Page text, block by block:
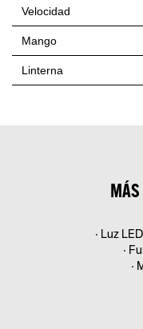
Velocidad
Mango
Linterna
• Luz
•
•